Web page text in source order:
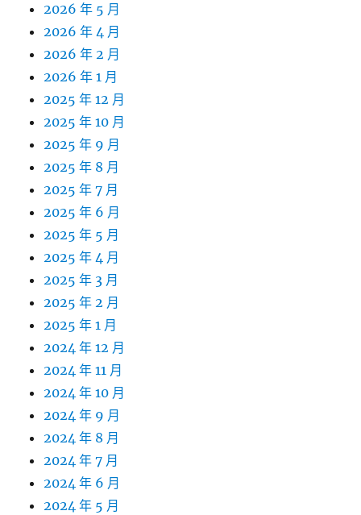
2026 年 5 月
2026 年 4 月
2026 年 2 月
2026 年 1 月
2025 年 12 月
2025 年 10 月
2025 年 9 月
2025 年 8 月
2025 年 7 月
2025 年 6 月
2025 年 5 月
2025 年 4 月
2025 年 3 月
2025 年 2 月
2025 年 1 月
2024 年 12 月
2024 年 11 月
2024 年 10 月
2024 年 9 月
2024 年 8 月
2024 年 7 月
2024 年 6 月
2024 年 5 月